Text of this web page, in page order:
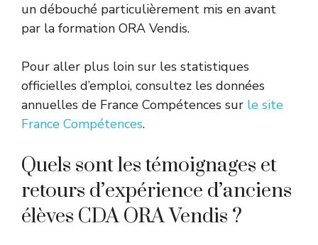
un débouché particulièrement mis en avant
par la formation ORA Vendis.
Pour aller plus loin sur les statistiques
officielles d’emploi, consultez les données
annuelles de France Compétences sur le site
France Compétences.
Quels sont les témoignages et
retours d’expérience d’anciens
élèves CDA ORA Vendis ?